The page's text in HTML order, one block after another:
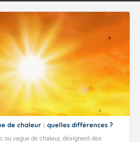
de chaleur : quelles différences ?
ou vague de chaleur, désignent des